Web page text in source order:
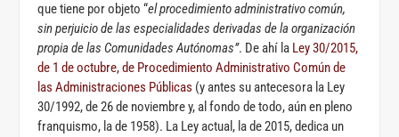
que tiene por objeto “el procedimiento administrativo común,
sin perjuicio de las especialidades derivadas de la organización
propia de las Comunidades Autónomas”. De ahí la Ley 30/2015,
de 1 de octubre, de Procedimiento Administrativo Común de
las Administraciones Públicas (y antes su antecesora la Ley
30/1992, de 26 de noviembre y, al fondo de todo, aún en pleno
franquismo, la de 1958). La Ley actual, la de 2015, dedica un